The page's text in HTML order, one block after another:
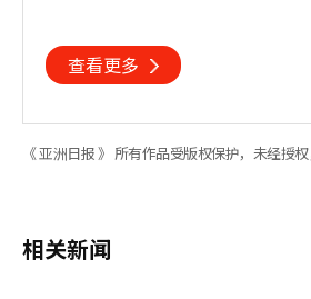
查看更多
《 亚洲日报 》 所有作品受版权保护，未经授权
相关新闻